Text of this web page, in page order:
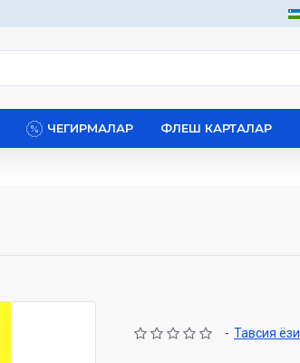
ЧЕГИРМАЛАР ФЛЕШ КАРТАЛАР
- Тавсия